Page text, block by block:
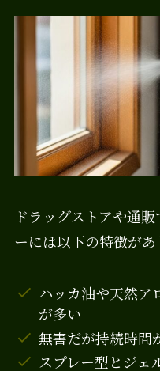
ドラッグストアや通
ーには以下の特徴があ
ハッカ油や天然ア
が多い
無害だが持続時間
スプレー型とジェ